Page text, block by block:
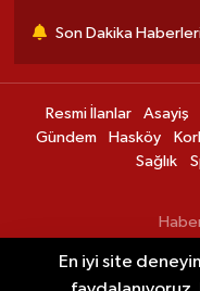
Son Dakika
Resmi İlanlar Asayiş
Gündem
Hasköy
Sağlık
Haber
En iyi site
00:20